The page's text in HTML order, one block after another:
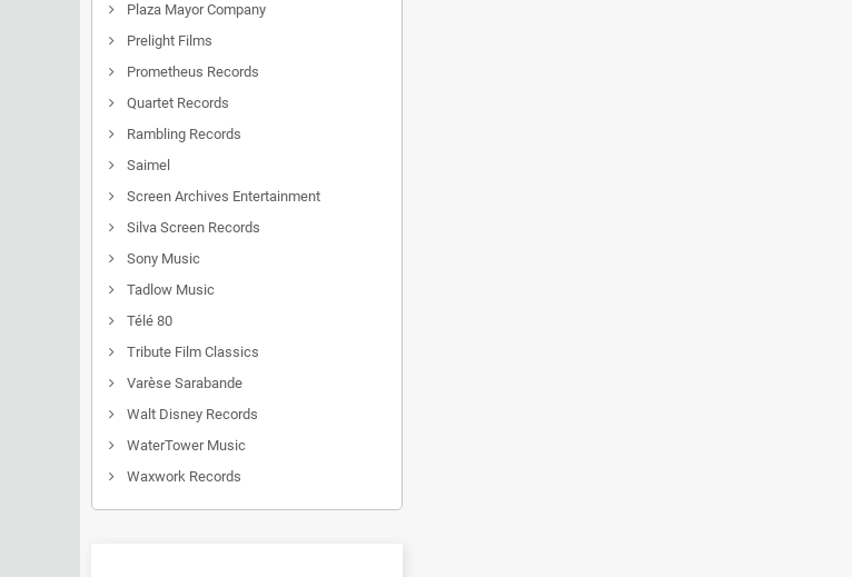
Plaza Mayor Company
Prelight Films
Prometheus Records
Quartet Records
Rambling Records
Saimel
Screen Archives Entertainment
Silva Screen Records
Sony Music
Tadlow Music
Télé 80
Tribute Film Classics
Varèse Sarabande
Walt Disney Records
WaterTower Music
Waxwork Records